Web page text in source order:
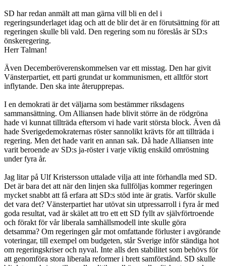
SD har redan anmält att man gärna vill bli en del i
regeringsunderlaget idag och att de blir det är en förutsättning för att
regeringen skulle bli vald. Den regering som nu föreslås är SD:s
önskeregering.
Herr Talman!
Även Decemberöverenskommelsen var ett misstag. Den har givit
Vänsterpartiet, ett parti grundat ur kommunismen, ett alltför stort
inflytande. Den ska inte återupprepas.
I en demokrati är det väljarna som bestämmer riksdagens
sammansättning. Om Alliansen hade blivit större än de rödgröna
hade vi kunnat tillträda eftersom vi hade varit största block. Även då
hade Sverigedemokraternas röster sannolikt krävts för att tillträda i
regering. Men det hade varit en annan sak. Då hade Alliansen inte
varit beroende av SD:s ja-röster i varje viktig enskild omröstning
under fyra år.
Jag litar på Ulf Kristersson uttalade vilja att inte förhandla med SD.
Det är bara det att när den linjen ska fullföljas kommer regeringen
mycket snabbt att få erfara att SD:s stöd inte är gratis. Varför skulle
det vara det? Vänsterpartiet har utövat sin utpressarroll i fyra år med
goda resultat, vad är skälet att tro ett ett SD fyllt av självförtroende
och förakt för vår liberala samhällsmodell inte skulle göra
detsamma? Om regeringen går mot omfattande förluster i avgörande
voteringar, till exempel om budgeten, står Sverige inför ständiga hot
om regeringskriser och nyval. Inte alls den stabilitet som behövs för
att genomföra stora liberala reformer i brett samförstånd. SD skulle